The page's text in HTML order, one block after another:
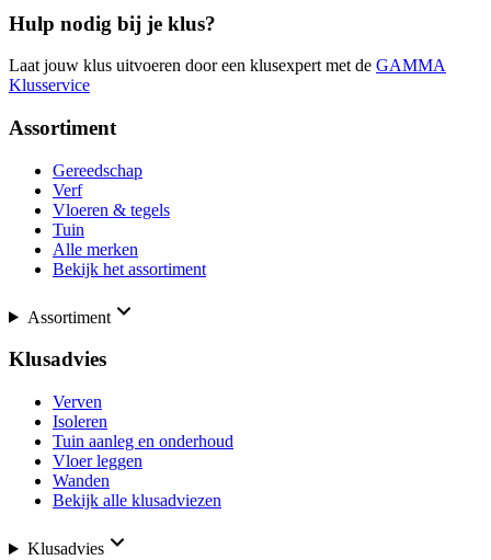
Hulp nodig bij je klus?
Laat jouw klus uitvoeren door een klusexpert met de GAMMA
Klusservice
Assortiment
Gereedschap
Verf
Vloeren & tegels
Tuin
Alle merken
Bekijk het assortiment
Assortiment
Klusadvies
Verven
Isoleren
Tuin aanleg en onderhoud
Vloer leggen
Wanden
Bekijk alle klusadviezen
Klusadvies